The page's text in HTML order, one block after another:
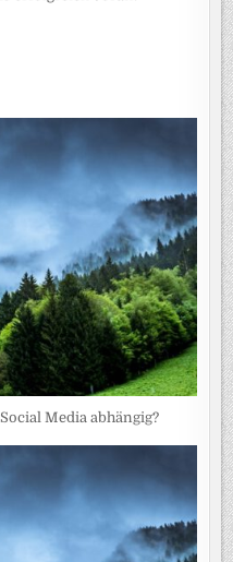
Media abhängig?